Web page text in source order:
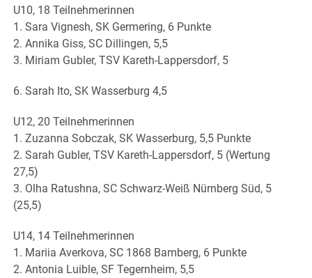
U10, 18 Teilnehmerinnen
1. Sara Vignesh, SK Germering, 6 Punkte
2. Annika Giss, SC Dillingen, 5,5
3. Miriam Gubler, TSV Kareth-Lappersdorf, 5
6. Sarah Ito, SK Wasserburg 4,5
U12, 20 Teilnehmerinnen
1. Zuzanna Sobczak, SK Wasserburg, 5,5 Punkte
2. Sarah Gubler, TSV Kareth-Lappersdorf, 5 (Wertung
27,5)
3. Olha Ratushna, SC Schwarz-Weiß Nürnberg Süd, 5
(25,5)
U14, 14 Teilnehmerinnen
1. Mariia Averkova, SC 1868 Bamberg, 6 Punkte
2. Antonia Luible, SF Tegernheim, 5,5